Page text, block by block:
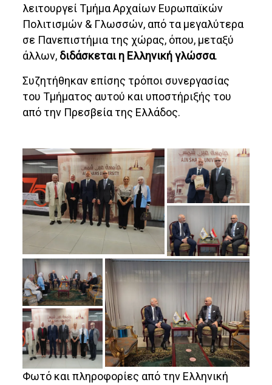
λειτουργεί Τμήμα Αρχαίων Ευρωπαϊκών
Πολιτισμών & Γλωσσών, από τα μεγαλύτερα
σε Πανεπιστήμια της χώρας, όπου, μεταξύ
άλλων, διδάσκεται η Ελληνική γλώσσα.
Συζητήθηκαν επίσης τρόποι συνεργασίας
του Τμήματος αυτού και υποστήριξής του
από την Πρεσβεία της Ελλάδος.
Φωτό και πληροφορίες από την Ελληνική